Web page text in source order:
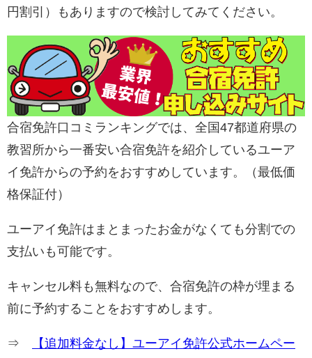
円割引）もありますので検討してみてください。
合宿免許口コミランキングでは、全国47都道府県の
教習所から一番安い合宿免許を紹介しているユーア
イ免許からの予約をおすすめしています。（最低価
格保証付）
ユーアイ免許はまとまったお金がなくても分割での
支払いも可能です。
キャンセル料も無料なので、合宿免許の枠が埋まる
前に予約することをおすすめします。
⇒
【追加料金なし】ユーアイ免許公式ホームペー